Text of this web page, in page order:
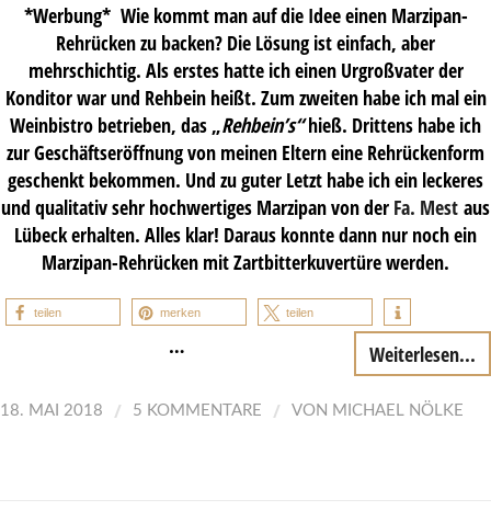
*Werbung* Wie kommt man auf die Idee einen Marzipan-
Rehrücken zu backen? Die Lösung ist einfach, aber
mehrschichtig. Als erstes hatte ich einen Urgroßvater der
Konditor war und Rehbein heißt. Zum zweiten habe ich mal ein
Weinbistro betrieben, das „Rehbein’s“hieß. Drittens habe ich
zur Geschäftseröffnung von meinen Eltern eine Rehrückenform
geschenkt bekommen. Und zu guter Letzt habe ich ein leckeres
und qualitativ sehr hochwertiges Marzipan von der Fa. Mest aus
Lübeck erhalten. Alles klar! Daraus konnte dann nur noch ein
Marzipan-Rehrücken mit Zartbitterkuvertüre werden.
teilen merken teilen
… Weiterlesen...
18. MAI 2018 / 5 KOMMENTARE / VON MICHAEL NÖLKE